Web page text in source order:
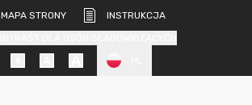
MAPA STRONY
INSTRUKCJA